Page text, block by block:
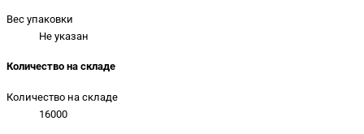
Вес упаковки
Не указан
Количество на складе
Количество на складе
16000